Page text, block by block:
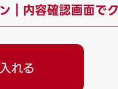
｜内容確認画面で